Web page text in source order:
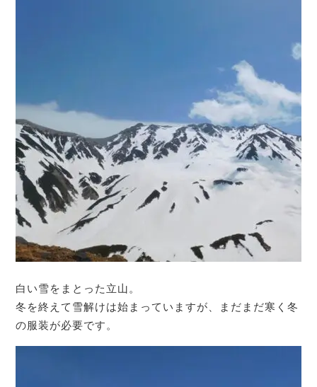
白い雪をまとった立山。
冬を終えて雪解けは始まっていますが、まだまだ寒く冬
の服装が必要です。